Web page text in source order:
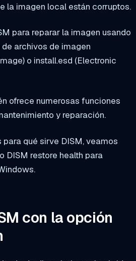
la imagen local están corruptos.
para reparar la imagen usando
archivos de imagen
o install.esd (Electronic
ofrece numerosas funciones
y reparación.
qué sirve DISM, veamos
DISM restore health para
con la opción